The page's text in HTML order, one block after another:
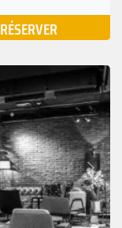
RÉSERVER
Suivant